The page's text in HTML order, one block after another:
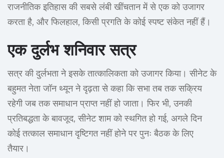
राजनीतिक इतिहास की सबसे लंबी खींचतान में से एक को उजागर
करता है, और फिलहाल, किसी प्रगति के कोई स्पष्ट संकेत नहीं हैं।
एक दुर्लभ शनिवार सत्र
सत्र की दुर्लभता ने इसके तात्कालिकता को उजागर किया। सीनेट के
बहुमत नेता जॉन थ्यून ने दृढ़ता से कहा कि सभा तब तक सक्रिय
रहेगी जब तक समाधान प्राप्त नहीं हो जाता। फिर भी, उनकी
प्रतिबद्धता के बावजूद, सीनेट शाम को स्थगित हो गई, अगले दिन
कोई तत्काल समाधान दृष्टिगत नहीं होने पर पुनः बैठक के लिए
तैयार।